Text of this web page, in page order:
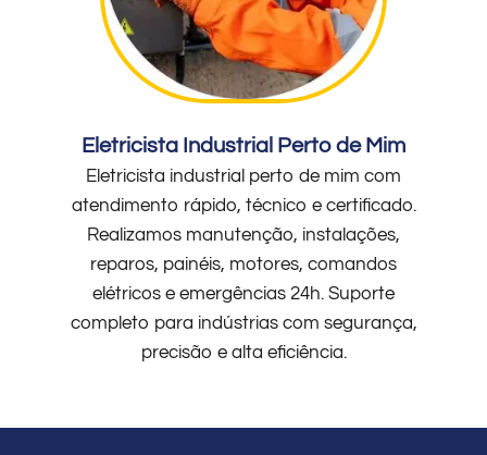
Eletricista Industrial Perto de Mim
Eletricista industrial perto de mim com
atendimento rápido, técnico e certificado.
Realizamos manutenção, instalações,
reparos, painéis, motores, comandos
elétricos e emergências 24h. Suporte
completo para indústrias com segurança,
precisão e alta eficiência.